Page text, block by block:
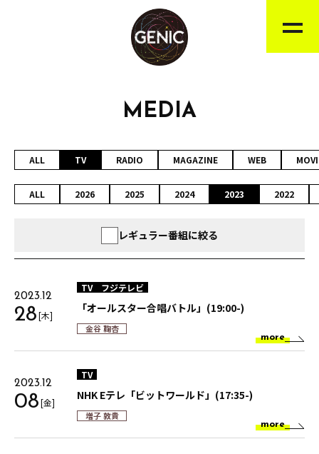
MEDIA
ALL TV RADIO MAGAZINE WEB
ALL 2026 2025 2024 2023 2022
レギュラー番組に絞る
2023.12
28[木]
TV フジテレビ
「オールスター合唱バトル」(19:00-)
金谷 鞠杏
more
2023.12
08[金]
TV
NHK Eテレ「ビットワールド」(17:35-)
増子 敦貴
more